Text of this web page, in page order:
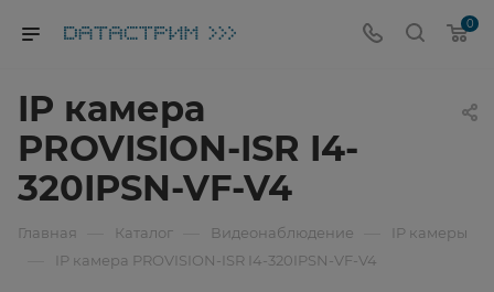
0
IP камера
PROVISION-ISR I4-
320IPSN-VF-V4
Главная Каталог Видеонаблюдение IP камеры
IP камера PROVISION-ISR I4-320IPSN-VF-V4